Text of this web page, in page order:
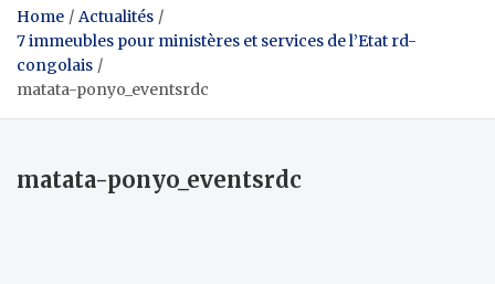
Home
Actualités
7 immeubles pour ministères et services de l’Etat rd-
congolais
matata-ponyo_eventsrdc
matata-ponyo_eventsrdc